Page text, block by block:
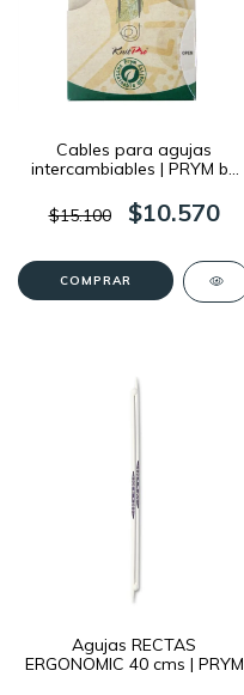
Cables para agujas
intercambiables | PRYM by
$15.100
$10.570
COMPRAR
Agujas RECTAS
ERGONOMIC 40 cms | PRYM